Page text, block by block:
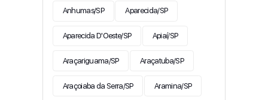
Anhumas/SP Aparecida/SP
Aparecida D'Oeste/SP Apiaí/SP
Araçariguama/SP Araçatuba/SP
Araçoiaba da Serra/SP Aramina/SP